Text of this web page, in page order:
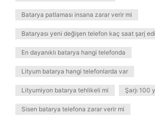
Batarya patlaması insana zarar verir mi
Bataryası yeni değişen telefon kaç saat şarj
En dayanıklı batarya hangi telefonda
Lityum batarya hangi telefonlarda var
Lityumiyon batarya tehlikeli mi Şarjı 100
Sisen batarya telefona zarar verir mi